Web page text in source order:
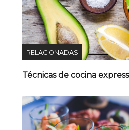
RELACIONADAS
Técnicas de cocina express